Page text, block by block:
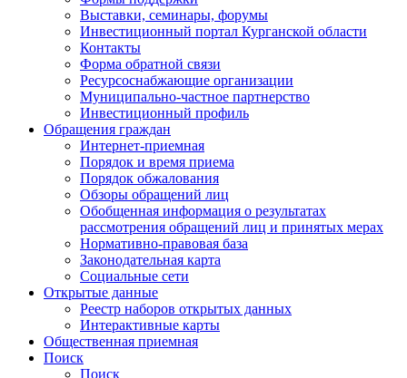
Выставки, семинары, форумы
Инвестиционный портал Курганской области
Контакты
Форма обратной связи
Ресурсоснабжающие организации
Муниципально-частное партнерство
Инвестиционный профиль
Обращения граждан
Интернет-приемная
Порядок и время приема
Порядок обжалования
Обзоры обращений лиц
Обобщенная информация о результатах
рассмотрения обращений лиц и принятых мерах
Нормативно-правовая база
Законодательная карта
Социальные сети
Открытые данные
Реестр наборов открытых данных
Интерактивные карты
Общественная приемная
Поиск
Поиск